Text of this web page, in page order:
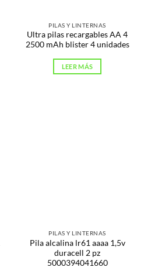
PILAS Y LINTERNAS
Ultra pilas recargables AA 4
2500 mAh blister 4 unidades
LEER MÁS
PILAS Y LINTERNAS
Pila alcalina lr61 aaaa 1,5v
duracell 2 pz
5000394041660